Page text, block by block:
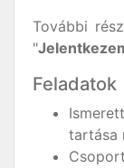
További
"
Feladatok
tartása